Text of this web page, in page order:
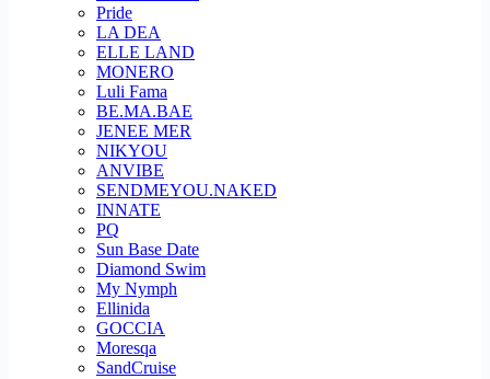
Pride
LA DEA
ELLE LAND
MONERO
Luli Fama
BE.MA.BAE
JENEE MER
NIKYOU
ANVIBE
SENDMEYOU.NAKED
INNATE
PQ
Sun Base Date
Diamond Swim
My Nymph
Ellinida
GOCCIA
Moresqa
SandCruise